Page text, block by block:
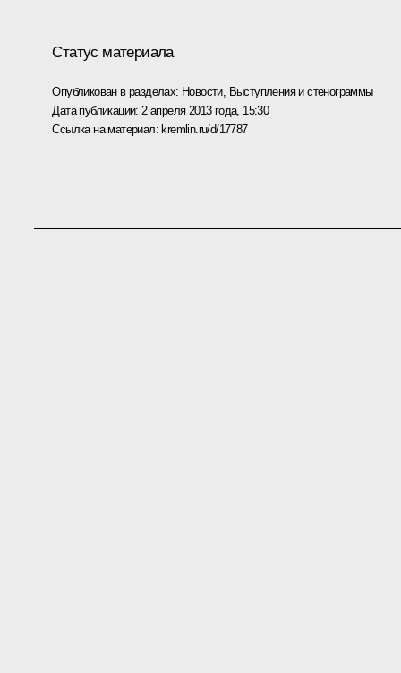
Статус материала
Опубликован в разделах: Новости, Выступления и стенограммы
Дата публикации: 2 апреля 2013 года, 15:30
Ссылка на материал: kremlin.ru/d/17787